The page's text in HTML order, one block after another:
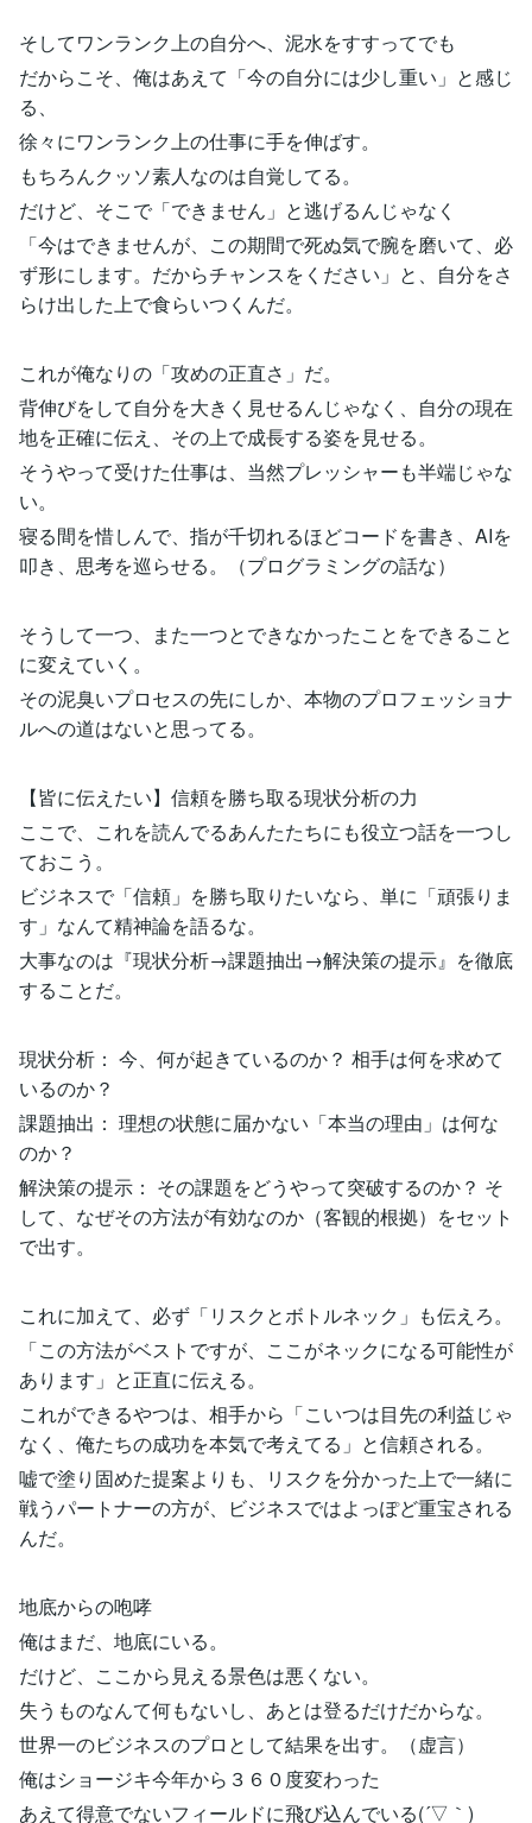
そしてワンランク上の自分へ、泥水をすすってでも
だからこそ、俺はあえて「今の自分には少し重い」と感じ
る、
徐々にワンランク上の仕事に手を伸ばす。
もちろんクッソ素人なのは自覚してる。
だけど、そこで「できません」と逃げるんじゃなく
「今はできませんが、この期間で死ぬ気で腕を磨いて、必
ず形にします。だからチャンスをください」と、自分をさ
らけ出した上で食らいつくんだ。
これが俺なりの「攻めの正直さ」だ。
背伸びをして自分を大きく見せるんじゃなく、自分の現在
地を正確に伝え、その上で成長する姿を見せる。
そうやって受けた仕事は、当然プレッシャーも半端じゃな
い。
寝る間を惜しんで、指が千切れるほどコードを書き、AIを
叩き、思考を巡らせる。（プログラミングの話な）
そうして一つ、また一つとできなかったことをできること
に変えていく。
その泥臭いプロセスの先にしか、本物のプロフェッショナ
ルへの道はないと思ってる。
【皆に伝えたい】信頼を勝ち取る現状分析の力
ここで、これを読んでるあんたたちにも役立つ話を一つし
ておこう。
ビジネスで「信頼」を勝ち取りたいなら、単に「頑張りま
す」なんて精神論を語るな。
大事なのは『現状分析→課題抽出→解決策の提示』を徹底
することだ。
現状分析： 今、何が起きているのか？ 相手は何を求めて
いるのか？
課題抽出： 理想の状態に届かない「本当の理由」は何な
のか？
解決策の提示： その課題をどうやって突破するのか？ そ
して、なぜその方法が有効なのか（客観的根拠）をセット
で出す。
これに加えて、必ず「リスクとボトルネック」も伝えろ。
「この方法がベストですが、ここがネックになる可能性が
あります」と正直に伝える。
これができるやつは、相手から「こいつは目先の利益じゃ
なく、俺たちの成功を本気で考えてる」と信頼される。
嘘で塗り固めた提案よりも、リスクを分かった上で一緒に
戦うパートナーの方が、ビジネスではよっぽど重宝される
んだ。
地底からの咆哮
俺はまだ、地底にいる。
だけど、ここから見える景色は悪くない。
失うものなんて何もないし、あとは登るだけだからな。
世界一のビジネスのプロとして結果を出す。（虚言）
俺はショージキ今年から３６０度変わった
あえて得意でないフィールドに飛び込んでいる(´▽｀)